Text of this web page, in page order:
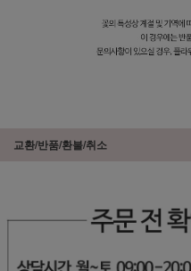
교환/반품/환불/취소